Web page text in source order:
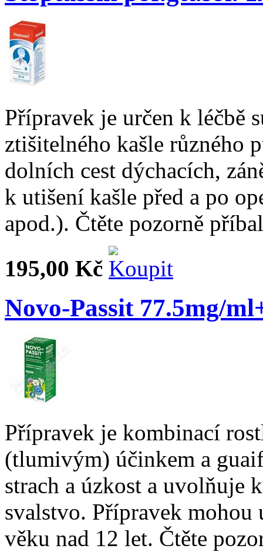
Přípravek je určen k léčbě
ztišitelného kašle různého
dolních cest dýchacích,
k utišení kašle před a po
apod.). Čtěte pozorně
195,00 Kč
Novo-Passit 77.5mg/
Přípravek je kombinací
(tlumivým) účinkem a
strach a úzkost a uvolňuje
svalstvo. Přípravek
věku nad 12 let. Čtěte